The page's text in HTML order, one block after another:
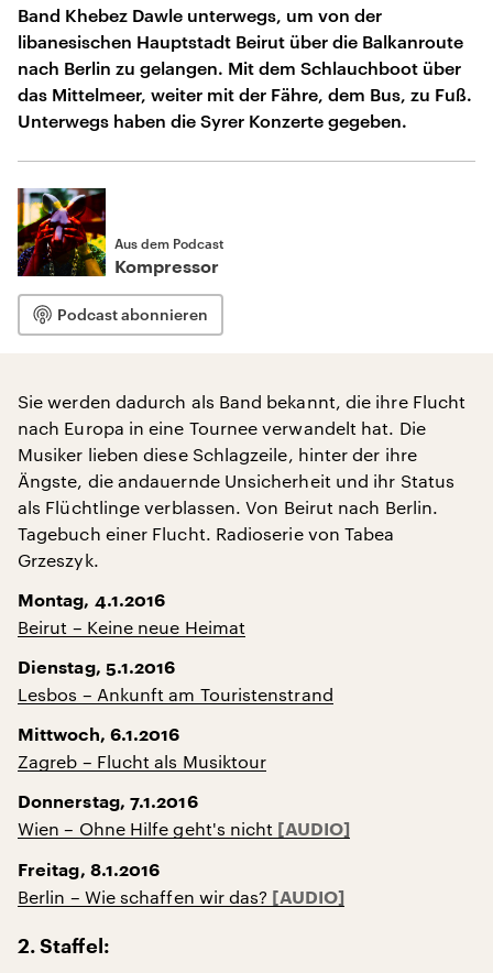
Band Khebez Dawle unterwegs, um von der
libanesischen Hauptstadt Beirut über die Balkanroute
nach Berlin zu gelangen. Mit dem Schlauchboot über
das Mittelmeer, weiter mit der Fähre, dem Bus, zu Fuß.
Unterwegs haben die Syrer Konzerte gegeben.
Aus dem Podcast
Kompressor
Podcast abonnieren
Sie werden dadurch als Band bekannt, die ihre Flucht
nach Europa in eine Tournee verwandelt hat. Die
Musiker lieben diese Schlagzeile, hinter der ihre
Ängste, die andauernde Unsicherheit und ihr Status
als Flüchtlinge verblassen. Von Beirut nach Berlin.
Tagebuch einer Flucht. Radioserie von Tabea
Grzeszyk.
Montag, 4.1.2016
Beirut – Keine neue Heimat
Dienstag, 5.1.2016
Lesbos – Ankunft am Touristenstrand
Mittwoch, 6.1.2016
Zagreb – Flucht als Musiktour
Donnerstag, 7.1.2016
Wien – Ohne Hilfe geht's nicht
Freitag, 8.1.2016
Berlin – Wie schaffen wir das?
2. Staffel: